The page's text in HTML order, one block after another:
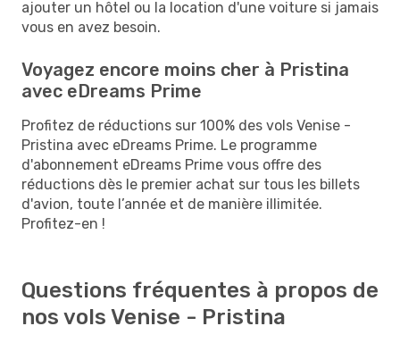
ajouter un hôtel ou la location d'une voiture si jamais
vous en avez besoin.
Voyagez encore moins cher à Pristina
avec eDreams Prime
Profitez de réductions sur 100% des vols Venise -
Pristina avec eDreams Prime. Le programme
d'abonnement eDreams Prime vous offre des
réductions dès le premier achat sur tous les billets
d'avion, toute l’année et de manière illimitée.
Profitez-en !
Questions fréquentes à propos de
nos vols Venise - Pristina